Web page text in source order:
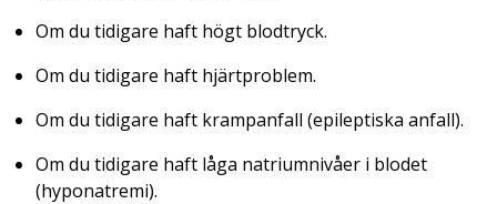
Om du tidigare haft högt blodtryck.
Om du tidigare haft hjärtproblem.
Om du tidigare haft krampanfall (epileptiska anfall).
Om du tidigare haft låga natriumnivåer i blodet
(hyponatremi).